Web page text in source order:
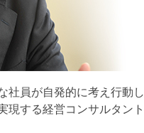
社員が自発的に考え行動し
現する経営コンサルタント